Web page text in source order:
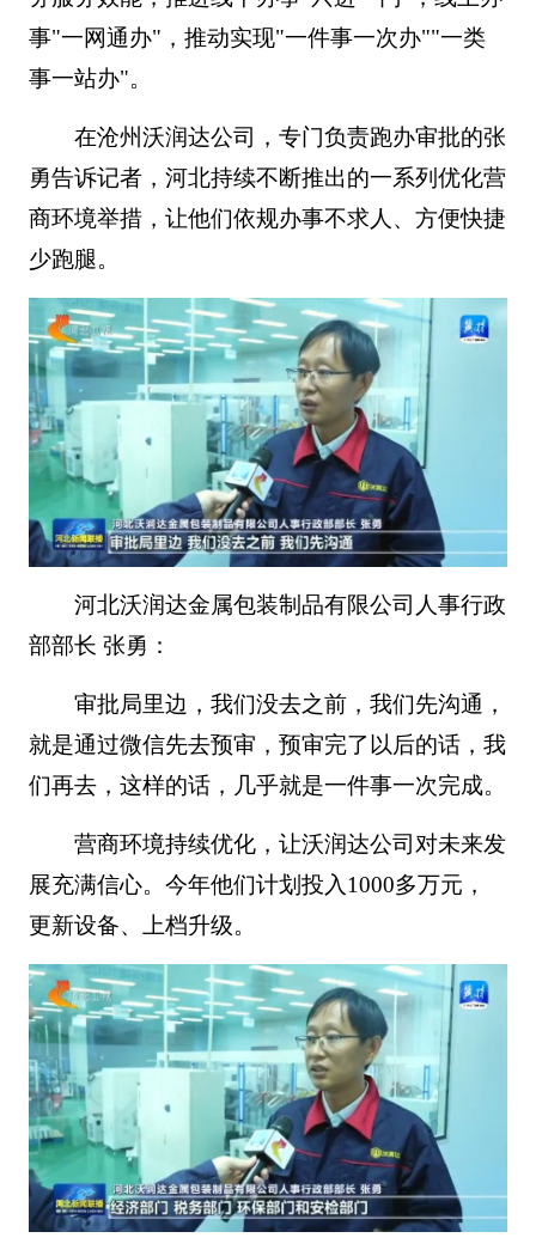
事"一网通办"，推动实现"一件事一次办""一类
事一站办"。
在沧州沃润达公司，专门负责跑办审批的张
勇告诉记者，河北持续不断推出的一系列优化营
商环境举措，让他们依规办事不求人、方便快捷
少跑腿。
河北沃润达金属包装制品有限公司人事行政
部部长 张勇：
审批局里边，我们没去之前，我们先沟通，
就是通过微信先去预审，预审完了以后的话，我
们再去，这样的话，几乎就是一件事一次完成。
营商环境持续优化，让沃润达公司对未来发
展充满信心。今年他们计划投入1000多万元，
更新设备、上档升级。